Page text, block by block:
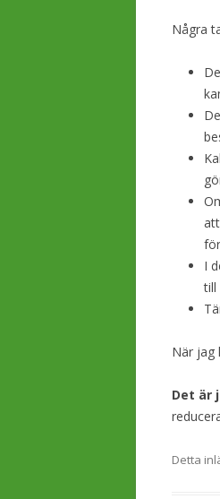
Några
I
till
När jag
Det är
Detta